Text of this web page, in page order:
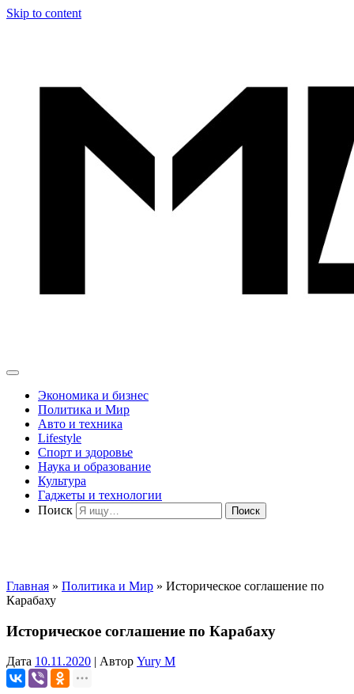
Skip to content
Экономика и бизнес
Политика и Мир
Авто и техника
Lifestyle
Спорт и здоровье
Наука и образование
Культура
Гаджеты и технологии
Поиск
Главная » Политика и Мир » Историческое соглашение по
Карабаху
Историческое соглашение по Карабаху
Дата 10.11.2020 | Автор Yury M